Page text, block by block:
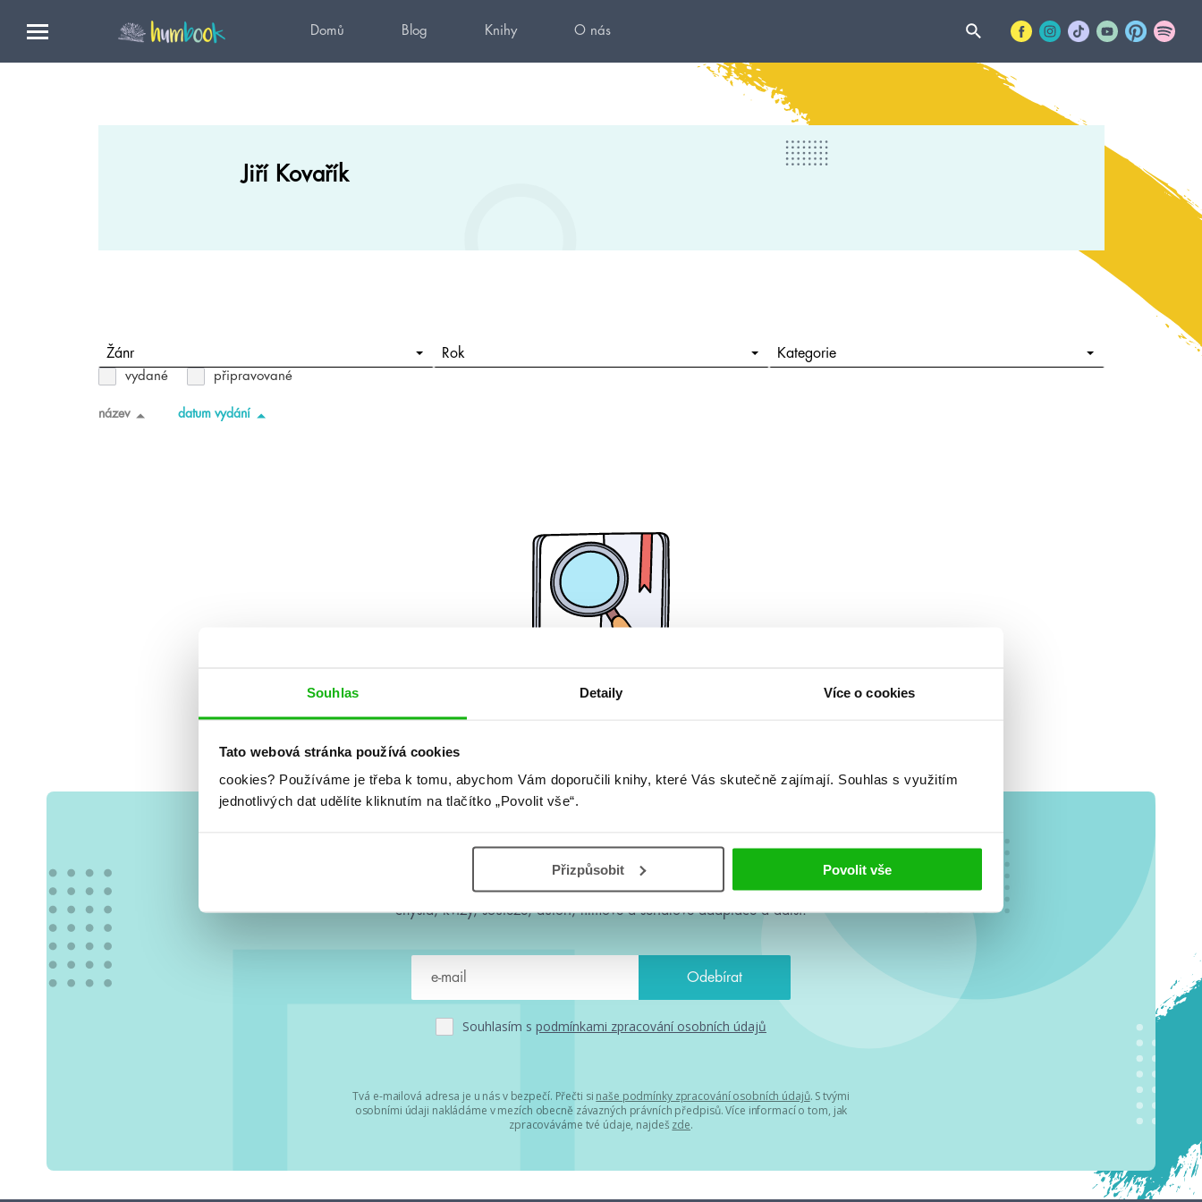
Souhlas Detaily Více o cookies
Tato webová stránka používá cookies
cookies? Používáme je třeba k tomu, abychom Vám doporučili knihy, které Vás skutečně zajímají. Souhlas s využitím
jednotlivých dat udělíte kliknutím na tlačítko „Povolit vše“.
Přizpůsobit Povolit vše
Domů Blog Knihy O nás
Jiří Kovařík
Žánr Rok Kategorie
vydané připravované
název datum vydání
#HumbookNews
Vše kolem #youngadult každý měsíc rovnou do mailu! Nové knihy, co se
chystá, kvízy, soutěže, autoři, filmové a seriálové adaptace a další.
Souhlasím s podmínkami zpracování osobních údajů
Tvá e-mailová adresa je u nás v bezpečí. Přečti si naše podmínky zpracování osobních údajů. S tvými
osobními údaji nakládáme v mezích obecně závazných právních předpisů. Více informací o tom, jak
zpracováváme tvé údaje, najdeš zde.